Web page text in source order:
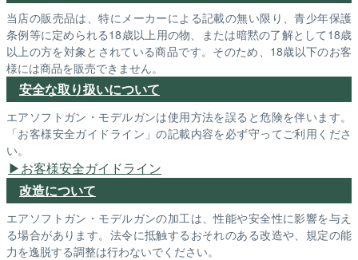
当店の販売品は、特にメーカーによる記載の無い限り、青少年保護
条例等に定められる18歳以上用の物、または暗黙の了解として18歳
以上の方を対象とされている商品です。そのため、18歳以下のお客
様には商品を販売できません。
安全な取り扱いについて
エアソフトガン・モデルガンは使用方法を誤ると危険を伴います。
「お客様安全ガイドライン」の記載内容を必ず守ってご利用くださ
い。
お客様安全ガイドライン
改造について
エアソフトガン・モデルガンの加工は、性能や安全性に影響を与え
る場合があります。法令に抵触するおそれのある改造や、規定の能
力を逸脱する調整は行わないでください。